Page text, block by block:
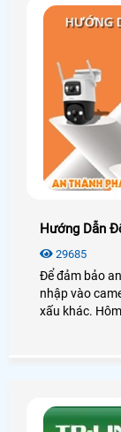
Hướng Dẫn
29685
Để đảm bảo
nhập vào
xấu khác. Hôm nay An Thành Phát sẽ hướng dẫn mọi